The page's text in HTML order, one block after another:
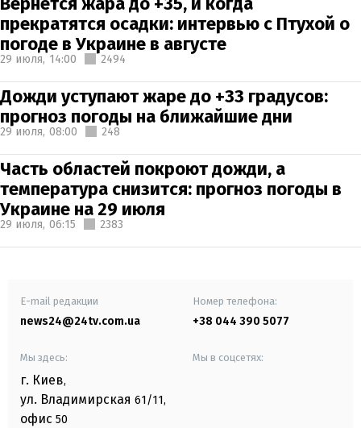
прекратятся осадки: интервью с Птухой о
погоде в Украине в августе
29 июля, 14:00 2494
Дожди уступают жаре до +33 градусов:
прогноз погоды на ближайшие дни
29 июля, 08:00 248
Часть областей покроют дожди, а
температура снизится: прогноз погоды в
Украине на 29 июля
29 июля, 06:15 2383
E-mail редакции
news24@24tv.com.ua
Номер телефона:
+38 044 390 5077
Мы здесь:
г. Киев,
ул. Владимирская 61/11,
офис 50
Мы в соцсетях: